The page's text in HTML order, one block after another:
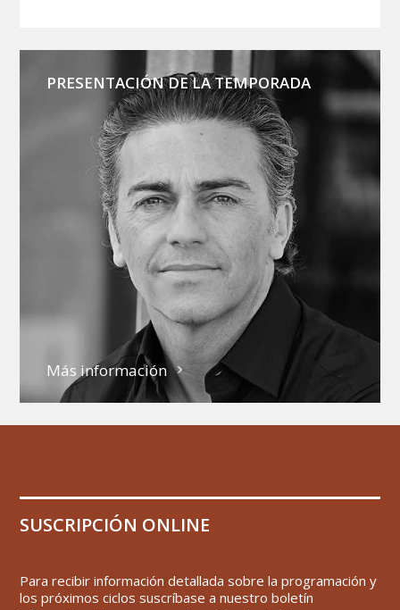
PRESENTACIÓN DE LA TEMPORADA
Más información
SUSCRIPCIÓN ONLINE
Para recibir información detallada sobre la programación y
los próximos ciclos suscríbase a nuestro boletín